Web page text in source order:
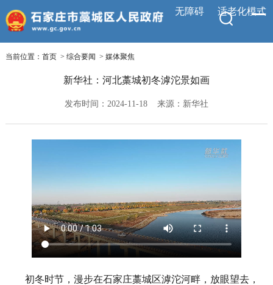
无障碍 适老化模式
当前位置： 首页> 综合要闻 > 媒体聚焦
新华社：河北藁城初冬滹沱景如画
发布时间：2024-11-18 来源：新华社
初冬时节，漫步在石家庄藁城区滹沱河畔，放眼望去，